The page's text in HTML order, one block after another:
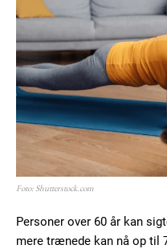
Foto: Shutterstock.com
Personer over 60 år kan
mere trænede kan nå op til